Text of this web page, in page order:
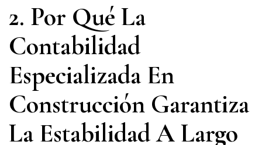
2. Por Qué La
Contabilidad
Especializada En
Construcción Garantiza
La Estabilidad A Largo